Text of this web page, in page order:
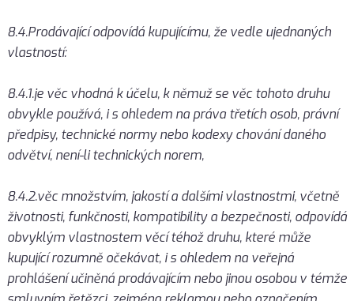
8.4.Prodávající odpovídá kupujícímu, že vedle ujednaných
vlastností:
8.4.1.je věc vhodná k účelu, k němuž se věc tohoto druhu
obvykle používá, i s ohledem na práva třetích osob, právní
předpisy, technické normy nebo kodexy chování daného
odvětví, není-li technických norem,
8.4.2.věc množstvím, jakostí a dalšími vlastnostmi, včetně
životnosti, funkčnosti, kompatibility a bezpečnosti, odpovídá
obvyklým vlastnostem věcí téhož druhu, které může
kupující rozumně očekávat, i s ohledem na veřejná
prohlášení učiněná prodávajícím nebo jinou osobou v témže